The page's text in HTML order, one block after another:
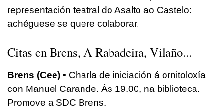
representación teatral do Asalto ao Castelo:
achéguese se quere colaborar.
Citas en Brens, A Rabadeira, Vilaño...
Brens (Cee) • Charla de iniciación á ornitoloxía
con Manuel Carande. Ás 19.00, na biblioteca.
Promove a SDC Brens.